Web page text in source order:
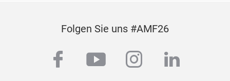
Folgen Sie uns #AMF26
facebook
youtubeinstagram
linkedin